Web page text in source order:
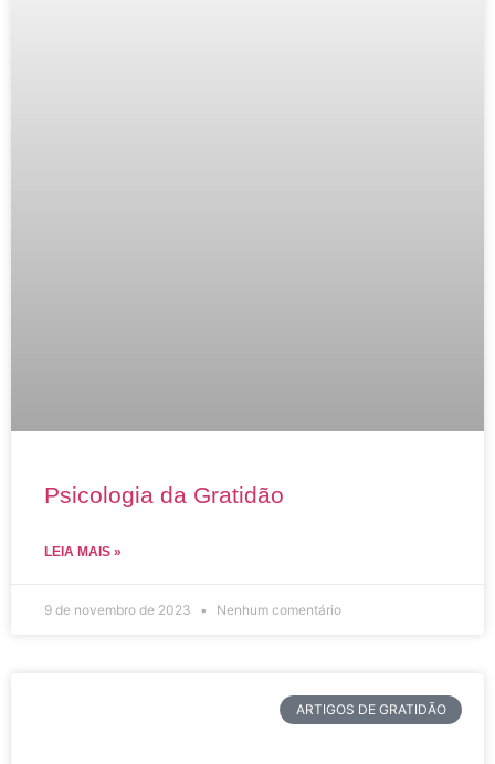
Psicologia da Gratidão
LEIA MAIS »
9 de novembro de 2023 Nenhum comentário
ARTIGOS DE GRATIDÃO